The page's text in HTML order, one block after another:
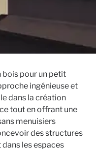
bois pour un petit
ingénieuse et
dans la création
tout en offrant une
menuisiers
des structures
les espaces